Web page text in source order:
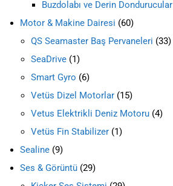
Buzdolabı ve Derin Dondurucular
Motor & Makine Dairesi
60
QS Seamaster Baş Pervaneleri 33
SeaDrive 1
Smart Gyro
6
Vetüs Dizel Motorlar 15
Vetus Elektrikli Deniz Motoru 4
Vetüs Fin Stabilizer 1
Sealine 9
Ses & Görüntü 29